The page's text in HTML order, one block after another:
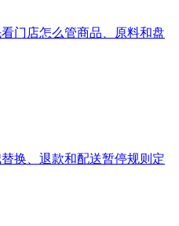
门店怎么管商品、原料和盘
换、退款和配送暂停规则定